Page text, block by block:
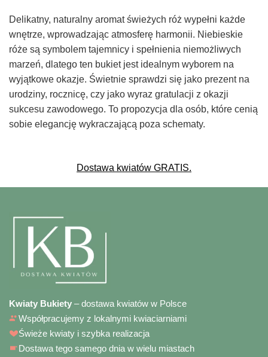
Delikatny, naturalny aromat świeżych róż wypełni każde
wnętrze, wprowadzając atmosferę harmonii. Niebieskie
róże są symbolem tajemnicy i spełnienia niemożliwych
marzeń, dlatego ten bukiet jest idealnym wyborem na
wyjątkowe okazje. Świetnie sprawdzi się jako prezent na
urodziny, rocznicę, czy jako wyraz gratulacji z okazji
sukcesu zawodowego. To propozycja dla osób, które cenią
sobie elegancję wykraczającą poza schematy.
Dostawa kwiatów GRATIS.
Kwiaty Bukiety – dostawa kwiatów w Polsce
Współpracujemy z lokalnymi kwiaciarniami
Świeże kwiaty i szybka realizacja
Dostawa tego samego dnia w wielu miastach